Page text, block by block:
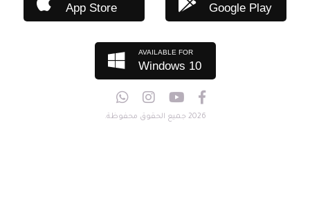
App Store Google Play
AVAILABLE FOR
Windows 10
2026 جميع الحقوق محفوظة.